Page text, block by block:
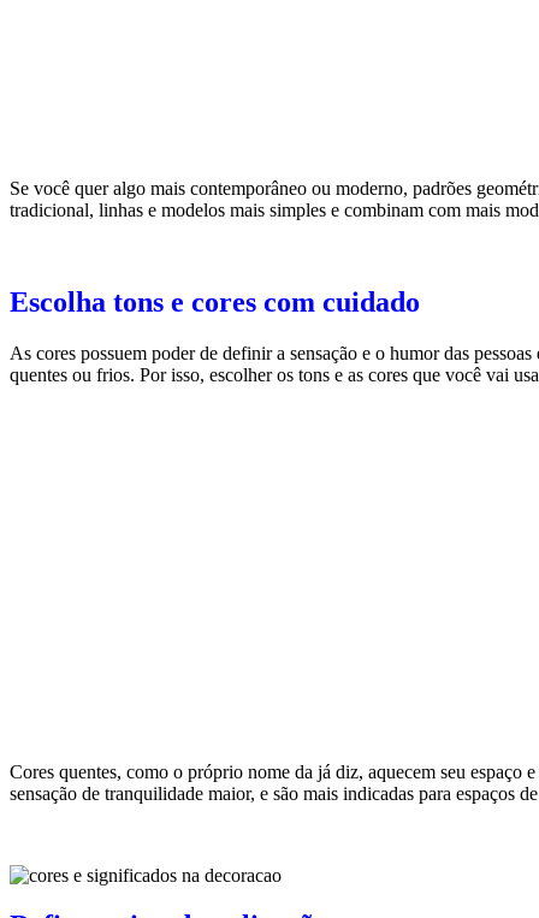
As cores possuem poder de definir a sensação e o humor das
quentes ou frios. Por isso, escolher os tons e as cores que você vai
Escolher previamente onde e como ele será aplicado também é
o espaço, faixas, uma parede só ou no teto. Isso tudo influencia na
O que evitar e dicas finais